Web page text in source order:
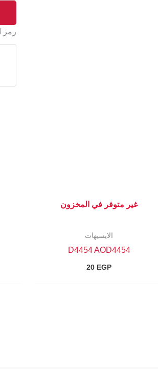
رمز
غير متوفر في المخزون
الايسيهات
D4454 AOD4454
20 EGP